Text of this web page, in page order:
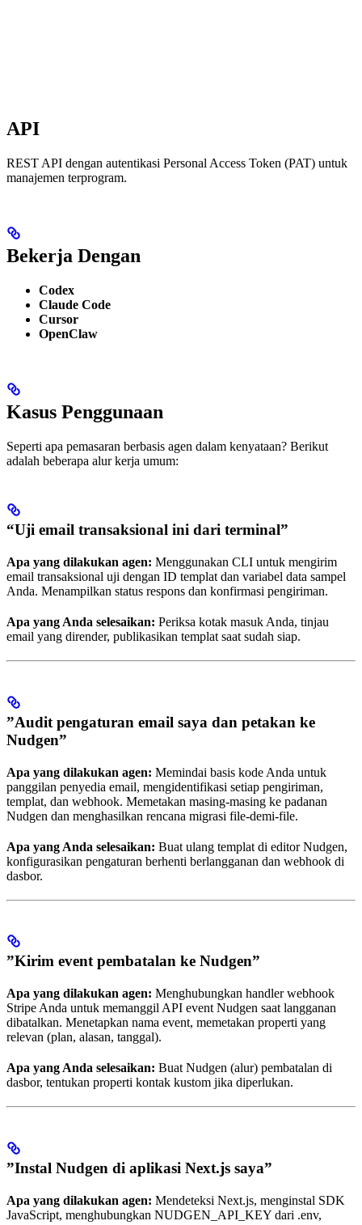
API
REST API dengan autentikasi Personal Access Token (PAT) untuk
manajemen terprogram.
Bekerja Dengan
Codex
Claude Code
Cursor
OpenClaw
Kasus Penggunaan
Seperti apa pemasaran berbasis agen dalam kenyataan? Berikut
adalah beberapa alur kerja umum:
“Uji email transaksional ini dari terminal”
Apa yang dilakukan agen: Menggunakan CLI untuk mengirim
email transaksional uji dengan ID templat dan variabel data sampel
Anda. Menampilkan status respons dan konfirmasi pengiriman.
Apa yang Anda selesaikan: Periksa kotak masuk Anda, tinjau
email yang dirender, publikasikan templat saat sudah siap.
”Audit pengaturan email saya dan petakan ke
Nudgen”
Apa yang dilakukan agen: Memindai basis kode Anda untuk
panggilan penyedia email, mengidentifikasi setiap pengiriman,
templat, dan webhook. Memetakan masing-masing ke padanan
Nudgen dan menghasilkan rencana migrasi file-demi-file.
Apa yang Anda selesaikan: Buat ulang templat di editor Nudgen,
konfigurasikan pengaturan berhenti berlangganan dan webhook di
dasbor.
”Kirim event pembatalan ke Nudgen”
Apa yang dilakukan agen: Menghubungkan handler webhook
Stripe Anda untuk memanggil API event Nudgen saat langganan
dibatalkan. Menetapkan nama event, memetakan properti yang
relevan (plan, alasan, tanggal).
Apa yang Anda selesaikan: Buat Nudgen (alur) pembatalan di
dasbor, tentukan properti kontak kustom jika diperlukan.
”Instal Nudgen di aplikasi Next.js saya”
Apa yang dilakukan agen: Mendeteksi Next.js, menginstal SDK
JavaScript, menghubungkan NUDGEN_API_KEY dari .env,